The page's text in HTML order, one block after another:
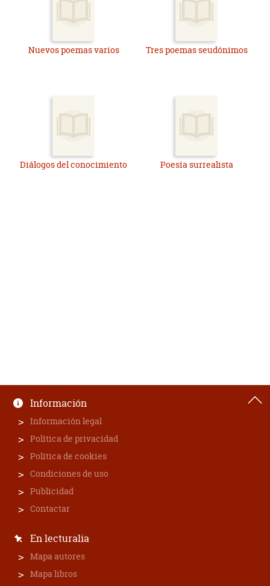
Nuevos poemas varios Tres poemas seudónimos
Diálogos del conocimiento Poesía surrealista
Información
Información legal
Política de privacidad
Política de cookies
Condiciones de uso
Publicidad
Contactar
En lecturalia
Mapa autores
Mapa libros